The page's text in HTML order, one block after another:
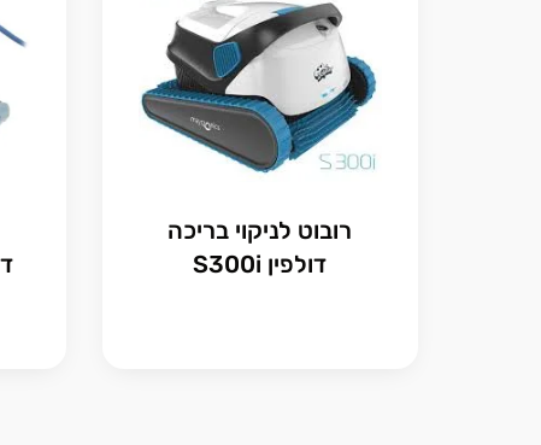
רובוט לניקוי בריכה
דולפין S300i